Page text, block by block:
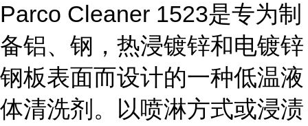
Parco Cleaner 1523是专为制
备铝、钢，热浸镀锌和电镀锌
钢板表面而设计的一种低温液
体清洗剂。以喷淋方式或浸渍